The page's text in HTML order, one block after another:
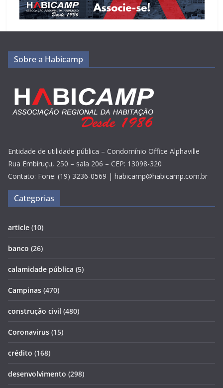
Sobre a Habicamp
Entidade de utilidade pública – Condomínio Office Alphaville
Rua Embiruçu, 250 – sala 206 – CEP: 13098-320
Contato: Fone: (19) 3236-0569 | habicamp@habicamp.com.br
Categorias
article (10)
banco (26)
calamidade pública (5)
Campinas (470)
construção civil (480)
Coronavirus (15)
crédito (168)
desenvolvimento (298)